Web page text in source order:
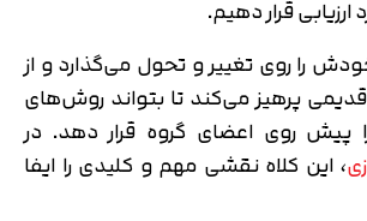
ارزیابی قرار دهیم.
را روی تغییر و تحول می‌گذارد و از
پرهیز می‌کند تا بتواند روش‌های
پیش روی اعضای گروه قرار دهد. در
، این کلاه نقشی مهم و کلیدی را ایفا